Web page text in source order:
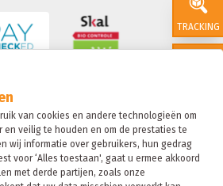
van cookies en andere technologieën om
veilig te houden en om de prestaties te
wij informatie over gebruikers, hun gedrag
voor ‘Alles toestaan', gaat u ermee akkoord
met derde partijen, zoals onze
TRACKING
SALES